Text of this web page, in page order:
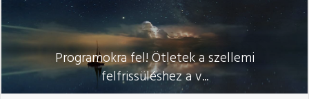
Programokra fel! Ötletek a szellemi
felfrissüléshez a v...